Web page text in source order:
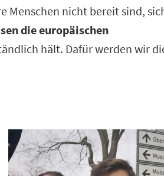
Menschen nicht bereit sind,
die europäischen
hält. Dafür werden wir